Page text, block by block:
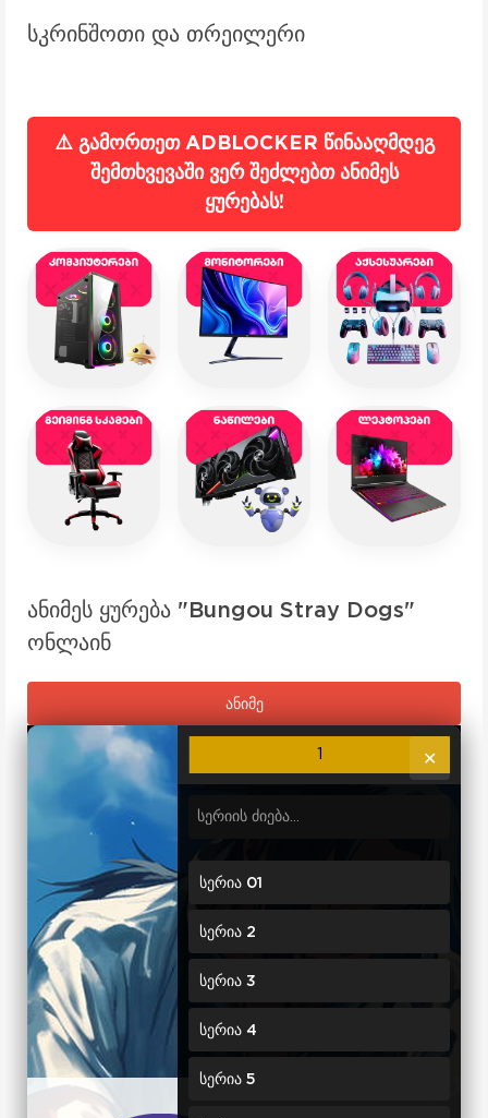
სკრინშოთი და თრეილერი
⚠️ გამორთეთ ADBLOCKER წინააღმდეგ
შემთხვევაში ვერ შეძლებთ ანიმეს
ყურებას!
ანიმეს ყურება "Bungou Stray Dogs"
ონლაინ
ანიმე
✕
1
სერია 01
სერია 2
სერია 3
სერია 4
სერია 5